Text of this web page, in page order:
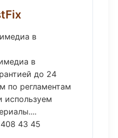
в
в
до 24
по регламентам
используем
43 45